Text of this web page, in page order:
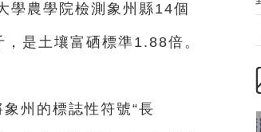
學農學院檢測象州縣14個
是土壤富硒標準1.88倍。
州的標誌性符號“長